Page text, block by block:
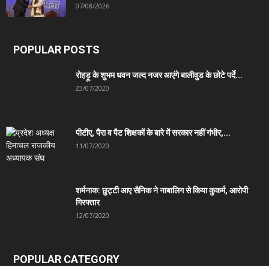
07/08/2026
POPULAR POSTS
रोहड़ू के शुभम धवन जल्द नजर आएंगे बालीवुड के छोटे पर्दे...
23/07/2020
पीटीए, पैरा व पैट शिक्षकों के बारे में सरकार नहीं गंभीर,...
11/07/2020
शर्मनाक: छुट्टी आए सैनिक ने नाबालिग से किया कुकर्म, आरोपी
गिरफ्तार
12/07/2020
POPULAR CATEGORY